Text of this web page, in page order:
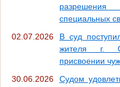
специальных
02.07.2026
В суд
жителя г.
присвоении
30.06.2026
Судом